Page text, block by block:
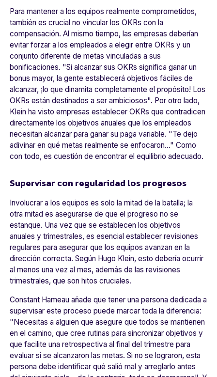
Para mantener a los equipos realmente comprometidos,
también es crucial no vincular los OKRs con la
compensación. Al mismo tiempo, las empresas deberían
evitar forzar a los empleados a elegir entre OKRs y un
conjunto diferente de metas vinculadas a sus
bonificaciones. "Si alcanzar sus OKRs significa ganar un
bonus mayor, la gente establecerá objetivos fáciles de
alcanzar, ¡lo que dinamita completamente el propósito! Los
OKRs están destinados a ser ambiciosos". Por otro lado,
Klein ha visto empresas establecer OKRs que contradicen
directamente los objetivos anuales que los empleados
necesitan alcanzar para ganar su paga variable. "Te dejo
adivinar en qué metas realmente se enfocaron..." Como
con todo, es cuestión de encontrar el equilibrio adecuado.
Supervisar con regularidad los progresos
Involucrar a los equipos es solo la mitad de la batalla; la
otra mitad es asegurarse de que el progreso no se
estanque. Una vez que se establecen los objetivos
anuales y trimestrales, es esencial establecer revisiones
regulares para asegurar que los equipos avanzan en la
dirección correcta. Según Hugo Klein, esto debería ocurrir
al menos una vez al mes, además de las revisiones
trimestrales, que son hitos cruciales.
Constant Hameau añade que tener una persona dedicada a
supervisar este proceso puede marcar toda la diferencia:
" Necesitas a alguien que asegure que todos se mantienen
en el camino, que cree rutinas para sincronizar objetivos y
que facilite una retrospectiva al final del trimestre para
evaluar si se alcanzaron las metas. Si no se lograron, esta
persona debe identificar qué salió mal y arreglarlo antes